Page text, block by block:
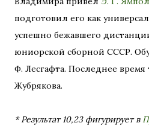
подготовил его как
успешно бежавшего
юниорской сборной СССР.
Ф. Лесгафта. Последнее время
Жубрякова.
* Результат 10,23 фигурирует в